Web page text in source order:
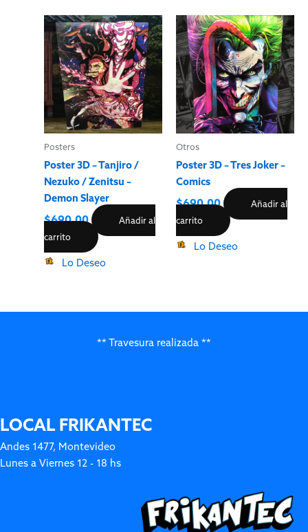
Posters
Poster 3D – Tanjiro /
Nezuko / Zenitsu –
Demon Slayer
$690.00
Añadir al
carrito
Lo Deseo
Otros
Poster 3D – Tres Joker –
Comics
$690.00
Añadir al
carrito
Lo Deseo
** Travesura realizada **
LOCAL FRIKANTEC
Andes 1477, Montevideo
Lunes a Viernes 12 - 18 hs